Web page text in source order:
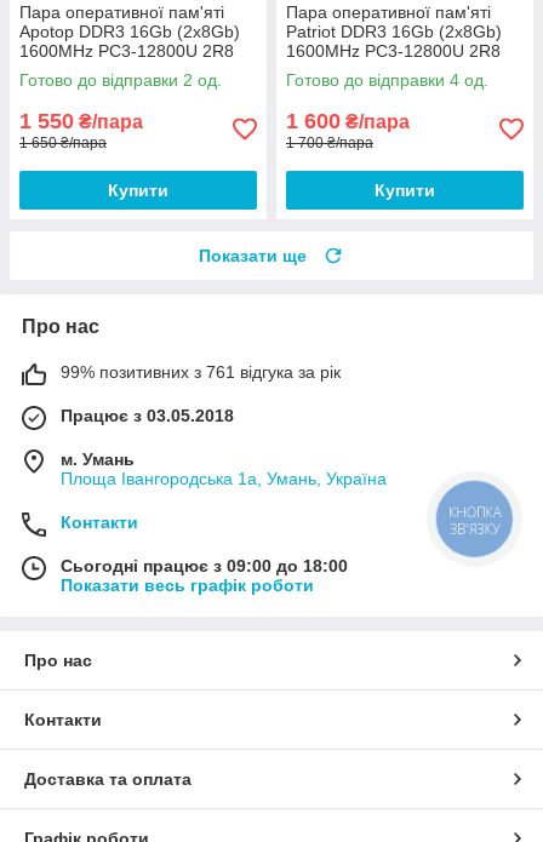
Пара оперативної пам'яті
Apotop DDR3 16Gb (2x8Gb)
1600MHz PC3-12800U 2R8
CL9 (U3A8G93-
16G9HMBB22) Б/В
Готово до відправки 2 од.
1 550 ₴/пара
1 650 ₴/пара
Купити
Пара оперативної пам'яті
Patriot DDR3 16Gb (2x8Gb)
1600MHz PC3-12800U 2R8
CL11 (PSD316G1600KH) Б/В
Готово до відправки 4 од.
1 600 ₴/пара
1 700 ₴/пара
Купити
Показати ще
Про нас
99% позитивних з 761 відгука за рік
Працює з 03.05.2018
м. Умань
Площа Івангородська 1а, Умань, Україна
Контакти
Сьогодні працює з 09:00 до 18:00
Показати весь графік роботи
Про нас
Контакти
Доставка та оплата
Графік роботи